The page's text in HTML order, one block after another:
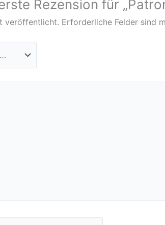
Rezension für
veröffentlicht. Erforderliche Felder sind